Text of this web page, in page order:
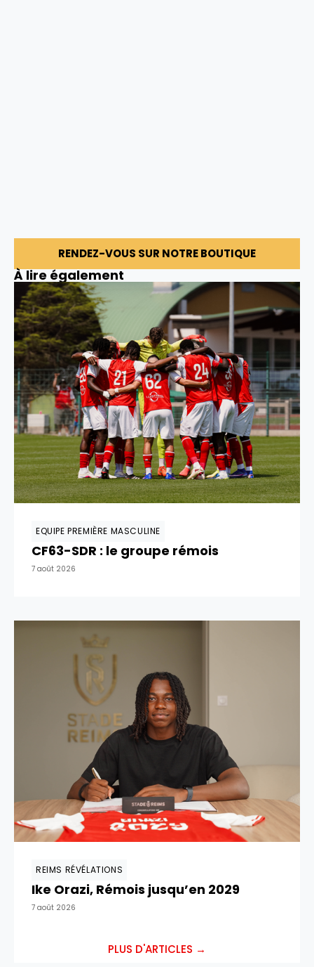
RENDEZ-VOUS SUR NOTRE BOUTIQUE
À lire également
EQUIPE PREMIÈRE MASCULINE
CF63-SDR : le groupe rémois
7 août 2026
REIMS RÉVÉLATIONS
Ike Orazi, Rémois jusqu’en 2029
7 août 2026
PLUS D'ARTICLES →